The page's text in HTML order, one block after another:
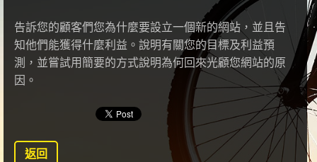
告訴您的顧客們您為什麼要設立一個新的網站，並且告
知他們能獲得什麼利益。說明有關您的目標及利益預
測，並嘗試用簡要的方式說明為何回來光顧您網站的原
因。
返回